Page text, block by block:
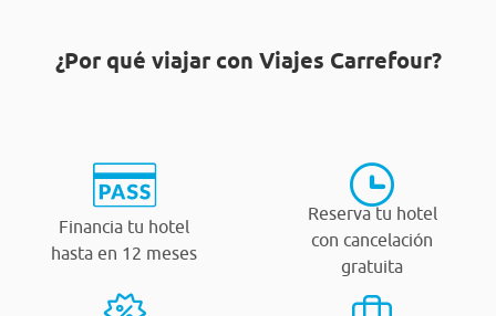
¿Por qué viajar con Viajes Carrefour?
Financia tu hotel
hasta en 12 meses
Reserva tu hotel
con cancelación
gratuita